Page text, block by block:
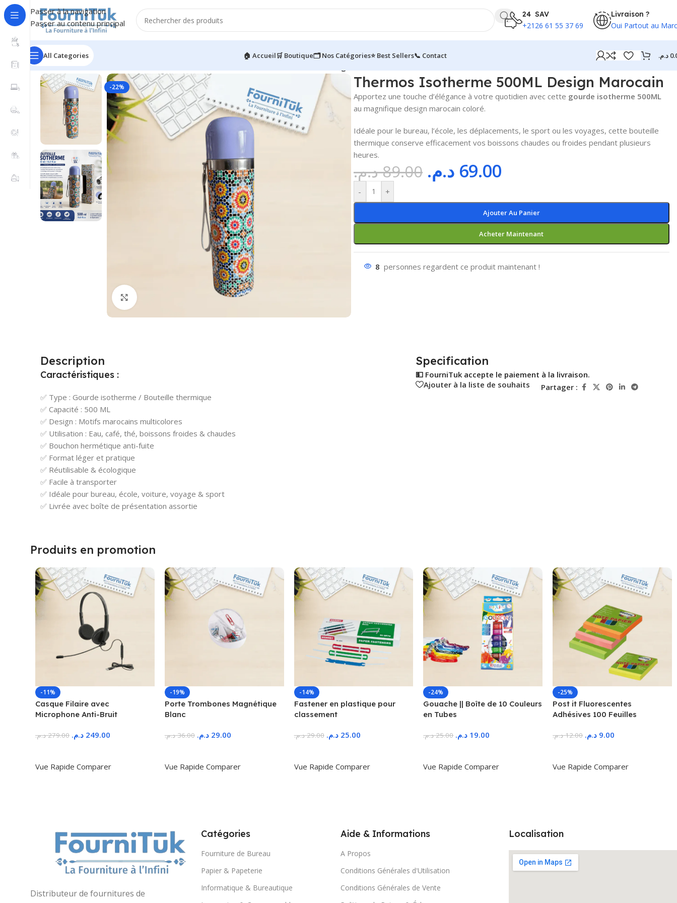
Passer à la navigation
Passer au contenu principal
24 SAV
+2126 61 55 37 69
Livraison ?
Oui Partout au
All Categories 🏠 Accueil🛒 Boutique🗂️ Nos Catégories⭐ Best Sellers📞 Contact د.م.
Accueil/Fourniture de Bureau
-22% Thermos Isotherme 500ML Design Marocain
Apportez une touche d’élégance à votre quotidien avec cette gourde isotherme 500ML
au magnifique design marocain coloré.
Idéale pour le bureau, l’école, les déplacements, le sport ou les voyages, cette bouteille
thermique conserve efficacement vos boissons chaudes ou froides pendant plusieurs
heures.
89.00د.م. 69.00 د.م.
- +
Ajouter Au Panier
Acheter Maintenant
8 personnes regardent ce produit maintenant !
Description
Caractéristiques :
✅ Type : Gourde isotherme / Bouteille thermique
✅ Capacité : 500 ML
✅ Design : Motifs marocains multicolores
✅ Utilisation : Eau, café, thé, boissons froides & chaudes
✅ Bouchon hermétique anti-fuite
✅ Format léger et pratique
✅ Réutilisable & écologique
✅ Facile à transporter
✅ Idéale pour bureau, école, voiture, voyage & sport
✅ Livrée avec boîte de présentation assortie
Specification
💵 FourniTuk accepte le paiement à la livraison.
Ajouter à la liste de souhaits
Partager :
Produits en promotion
-11%
Casque Filaire avec
Microphone Anti-Bruit
279.00 د.م. 249.00 د.م.
Vue Rapide Comparer
-19%
Porte Trombones Magnétique
Blanc
36.00 د.م. 29.00 د.م.
Vue Rapide Comparer
-14%
Fastener en plastique pour
classement
29.00 د.م. 25.00 د.م.
Vue Rapide Comparer
-24%
Gouache || Boîte de 10 Couleurs
en Tubes
25.00 د.م. 19.00 د.م.
Vue Rapide Comparer
-25%
Post it Fluorescentes
Adhésives 100 Feuilles
12.00 د.م. 9.00 د.م.
Vue Rapide Comparer
Distributeur de fournitures de
Catégories
Fourniture de Bureau
Papier & Papeterie
Informatique & Bureautique
Aide & Informations
A Propos
Conditions Générales d'Utilisation
Conditions Générales de Vente
Localisation